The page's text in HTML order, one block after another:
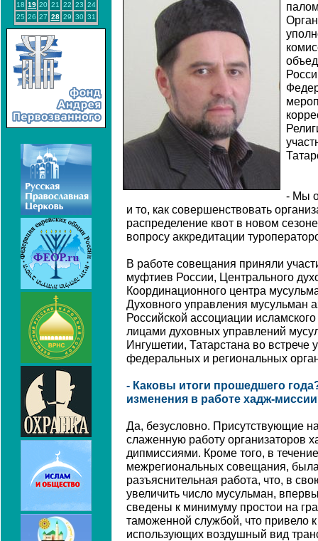
18 19 20 21 22 23 24
25 26 27 28 29 30 31
- Мы
и то, как совершенствовать
распределение квот в новом
вопросу аккредитации
В работе совещания приняли
муфтиев России, Центрального
Координационного центра
Духовного управления мусульман
Российской ассоциации
лицами духовных управлений
Ингушетии, Татарстана во встрече
федеральных и региональных
- Каковы итоги прошедшего
изменения в работе хадж-
Да, безусловно. Присутствующие
слаженную работу организаторов
дипмиссиями. Кроме того, в
межрегиональных совещания,
разъяснительная работа, что, в
увеличить число мусульман,
сведены к минимуму простои на
таможенной службой, что привело
использующих воздушный вид